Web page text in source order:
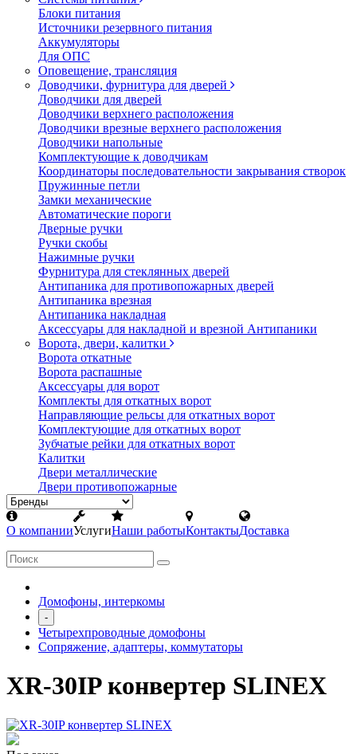
Блоки питания
Источники резервного питания
Аккумуляторы
Для ОПС
Оповещение, трансляция
Доводчики, фурнитура для дверей
Доводчики для дверей
Доводчики верхнего расположения
Доводчики врезные верхнего расположения
Доводчики напольные
Комплектующие к доводчикам
Координаторы последовательности закрывания створок
Пружинные петли
Замки механические
Автоматические пороги
Дверные ручки
Ручки скобы
Нажимные ручки
Фурнитура для стеклянных дверей
Антипаника для противопожарных дверей
Антипаника врезная
Антипаника накладная
Аксессуары для накладной и врезной Антипаники
Ворота, двери, калитки
Ворота откатные
Ворота распашные
Аксессуары для ворот
Комплекты для откатных ворот
Направляющие рельсы для откатных ворот
Комплектующие для откатных ворот
Зубчатые рейки для откатных ворот
Калитки
Двери металлические
Двери противопожарные
О компанииУслугиНаши работыКонтактыДоставка
Домофоны, интеркомы
-
Четырехпроводные домофоны
Сопряжение, адаптеры, коммутаторы
XR-30IP конвертер SLINEX